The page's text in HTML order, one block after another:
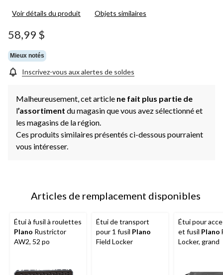
Voir détails du produit Objets similaires
58,99 $
Mieux notés
Inscrivez-vous aux alertes de soldes
Malheureusement, cet article ne fait plus partie de
l’assortiment du magasin que vous avez sélectionné et
les magasins de la région.
Ces produits similaires présentés ci-dessous pourraient
vous intéresser.
Articles de remplacement disponibles
Étui à fusil à roulettes
Plano Rustrictor
AW2, 52 po
Étui de transport
pour 1 fusil Plano
Field Locker
Étui pour
et fusil Plano
Locker, grand